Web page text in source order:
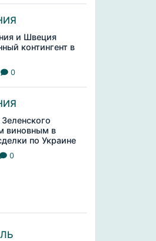
и Швеция
контингент в
0
виновным в
по Украине
0